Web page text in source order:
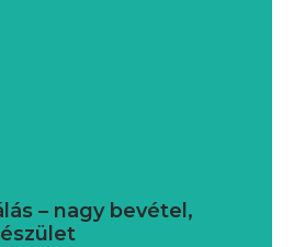
– nagy bevétel,